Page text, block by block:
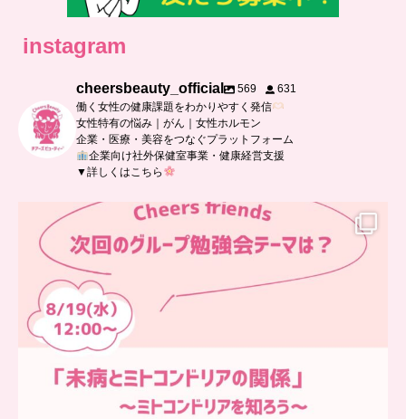
instagram
cheersbeauty_official 569
631
働く女性の健康課題をわかりやすく発信
女性特有の悩み｜がん｜女性ホルモン
企業・医療・美容をつなぐプラットフォーム
企業向け社外保健室事業・健康経営支援
▼詳しくはこちら
…
グループ勉強会